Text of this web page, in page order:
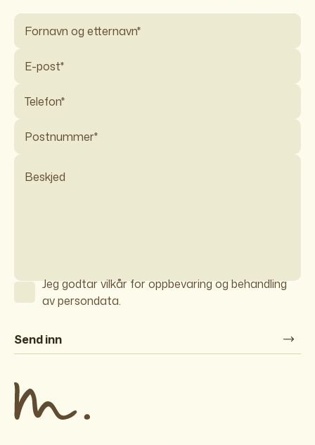
Jeg godtar vilkår for oppbevaring og behandling
av persondata.
Send inn